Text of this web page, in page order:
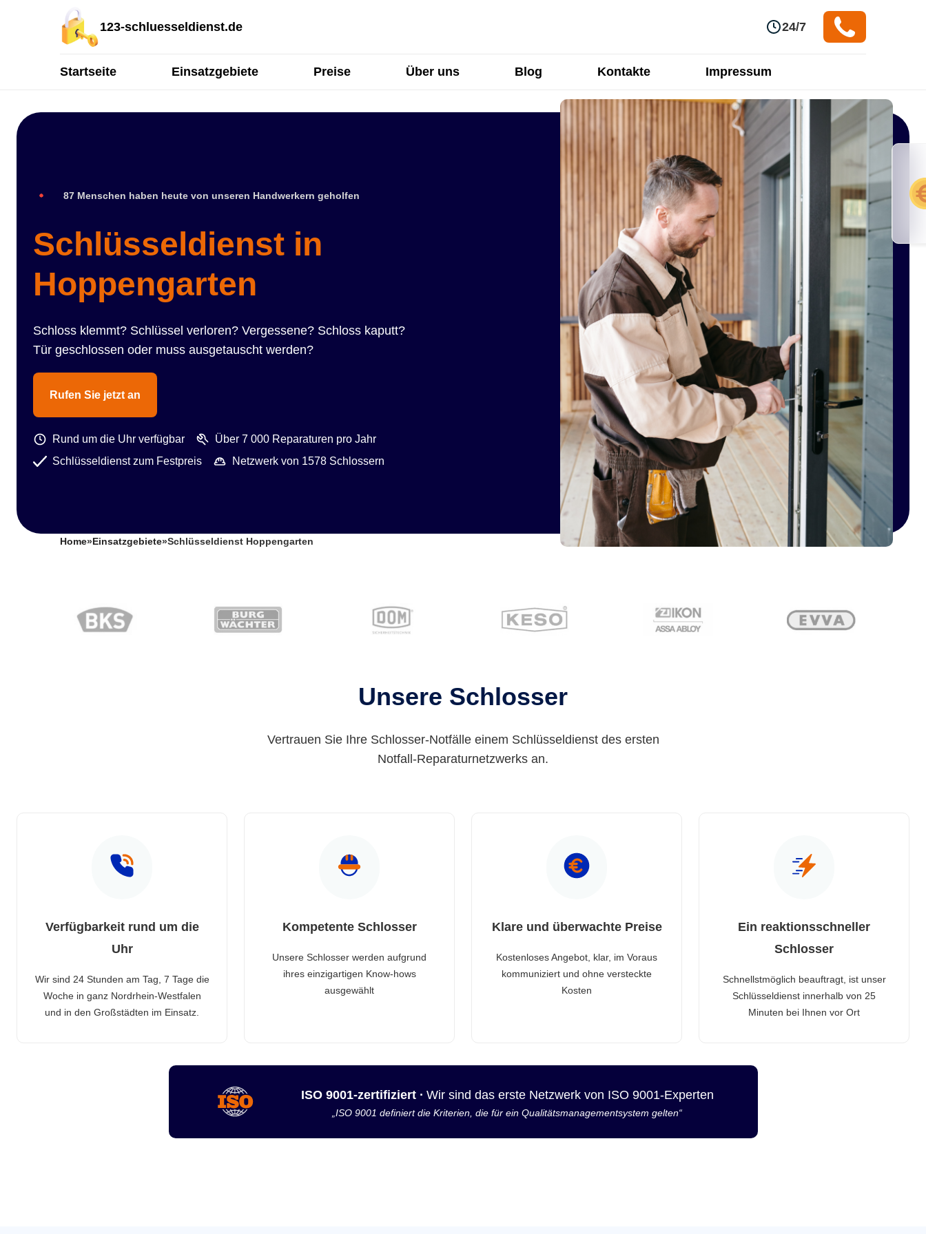
123-schluesseldienst.de 24/7
Startseite Einsatzgebiete Preise Über uns Blog Kontakte Impressum
87 Menschen haben heute von unseren Handwerkern geholfen
Schlüsseldienst in
Hoppengarten
Schloss klemmt? Schlüssel verloren? Vergessene? Schloss kaputt?
Tür geschlossen oder muss ausgetauscht werden?
Rufen Sie jetzt an
Rund um die Uhr verfügbar
Über 7 000 Reparaturen pro Jahr
Schlüsseldienst zum Festpreis
Netzwerk von 1578 Schlossern
Home» Einsatzgebiete»Schlüsseldienst Hoppengarten
Unsere Schlosser
Vertrauen Sie Ihre Schlosser-Notfälle einem Schlüsseldienst des ersten
Notfall-Reparaturnetzwerks an.
Verfügbarkeit rund um die
Uhr
Wir sind 24 Stunden am Tag, 7 Tage die
Woche in ganz Nordrhein-Westfalen
und in den Großstädten im Einsatz.
Kompetente Schlosser
Unsere Schlosser werden aufgrund
ihres einzigartigen Know-hows
ausgewählt
Klare und überwachte Preise
Kostenloses Angebot, klar, im Voraus
kommuniziert und ohne versteckte
Kosten
Ein reaktionsschneller
Schlosser
Schnellstmöglich beauftragt, ist unser
Schlüsseldienst innerhalb von 25
Minuten bei Ihnen vor Ort
ISO 9001-zertifiziert · Wir sind das erste Netzwerk von ISO 9001-Experten
„ISO 9001 definiert die Kriterien, die für ein Qualitätsmanagementsystem gelten“